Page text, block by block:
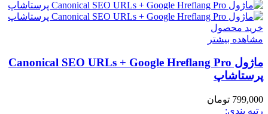
خرید محصول
مشاهده بیشتر
ماژول Canonical SEO URLs + Google Hreflang Pro
پرستاشاپ
799,000 تومان
رتبه بندی: